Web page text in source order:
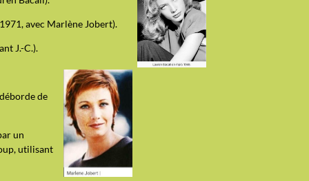
avec Marlène Jobert).
J.-C.).
de
un
utilisant